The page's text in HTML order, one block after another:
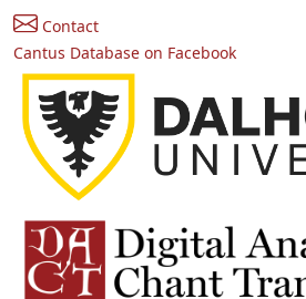
Contact
Cantus Database on Facebook